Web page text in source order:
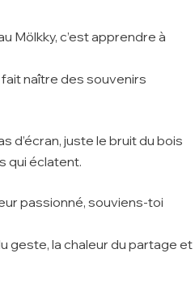
Mölkky, c’est apprendre à
naître des souvenirs
d’écran, juste le bruit du bois
qui éclatent.
passionné, souviens-toi
geste, la chaleur du partage et